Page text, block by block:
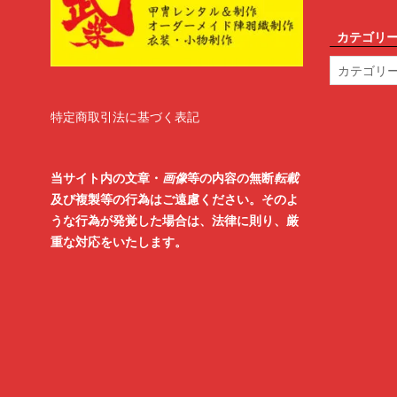
特定商取引法に基づく表記
当サイト内の文章・ 画像等の内容の無断転載
及び複製等の行為はご遠慮ください。そのよ
うな行為が発覚した場合は、法律に則り、厳
重な対応をいたします。
カテゴリ
テ